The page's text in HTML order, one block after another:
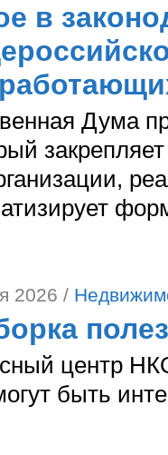
в
Дума
2026 /
центр
быть